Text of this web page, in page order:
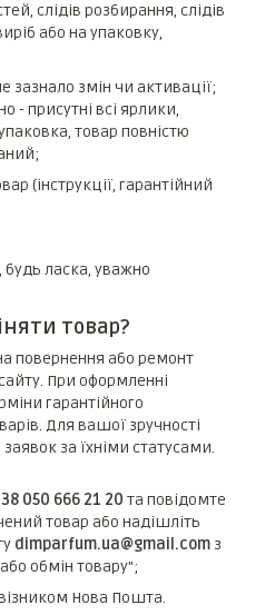
слідів розбирання, слідів
або на упаковку,
зазнало змін чи активації;
- присутні всі ярлики,
товар повністю
(інструкції, гарантійний
будь ласка, уважно
товар?
повернення або ремонт
При оформленні
гарантійного
Для вашої зручності
за їхніми статусами.
050 666 21 20 та повідомте
товар або надішліть
dimparfum.ua@gmail.com з
обмін товару";
Нова Пошта.